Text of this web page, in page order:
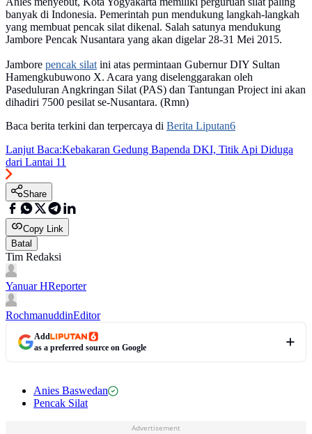
banyak di Indonesia. Pemerintah pun mendukung langkah-langkah
yang membuat pencak silat dikenal. Salah satunya mendukung
Jambore Pencak Nusantara yang akan digelar 28-31 Mei 2015.
Jambore pencak silatini atas permintaan Gubernur DIY Sultan
Hamengkubuwono X. Acara yang diselenggarakan oleh
Paseduluran Angkringan Silat (PAS) dan Tantungan Project ini akan
dihadiri 7500 pesilat se-Nusantara. (Rmn)
Baca berita terkini dan terpercaya di Berita Liputan6
Lanjut Baca:Kebakaran Gedung Bapenda DKI, Titik Api Diduga
dari Lantai 11
Share
Copy Link
Batal
Tim Redaksi
Yanuar HReporter
RochmanuddinEditor
Add
as a preferred source on Google
Anies Baswedan
Pencak Silat
Advertisement